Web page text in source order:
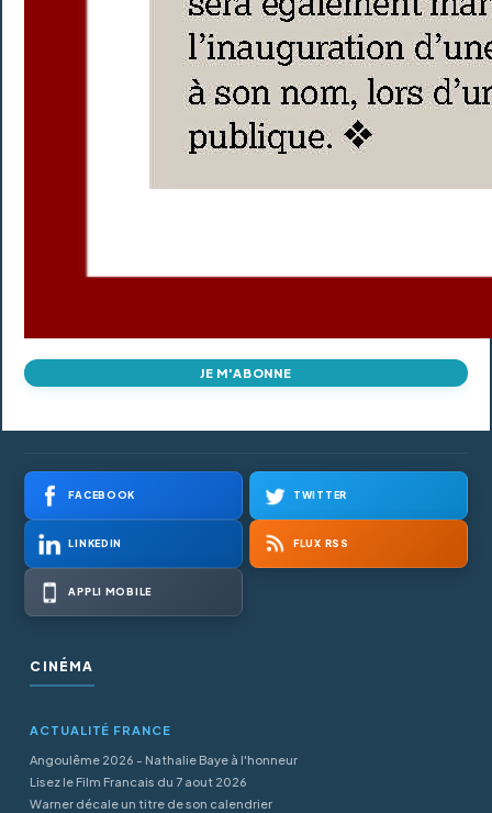
JE M'ABONNE
FACEBOOK TWITTER
LINKEDIN FLUX RSS
APPLI MOBILE
CINÉMA
ACTUALITÉ FRANCE
Angoulême 2026 - Nathalie Baye à l'honneur
Lisez le Film Francais du 7 aout 2026
Warner décale un titre de son calendrier